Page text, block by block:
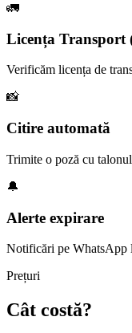
🚛
Licența Transport
Verificăm licența de
📸
Citire automată
Trimite o poză cu
🔔
Alerte expirare
Notificări pe WhatsApp
Prețuri
Cât costă?